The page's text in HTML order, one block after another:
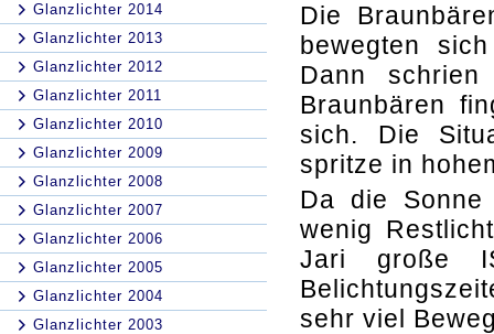
Glanzlichter 2014
Glanzlichter 2013
Glanzlichter 2012
Glanzlichter 2011
Glanzlichter 2010
Glanzlichter 2009
Glanzlichter 2008
Glanzlichter 2007
Glanzlichter 2006
Glanzlichter 2005
Glanzlichter 2004
Glanzlichter 2003
Die
bewegten
Dann
Braunbären
sich. Die
spritze in
Da die
wenig
Jari große
sehr viel